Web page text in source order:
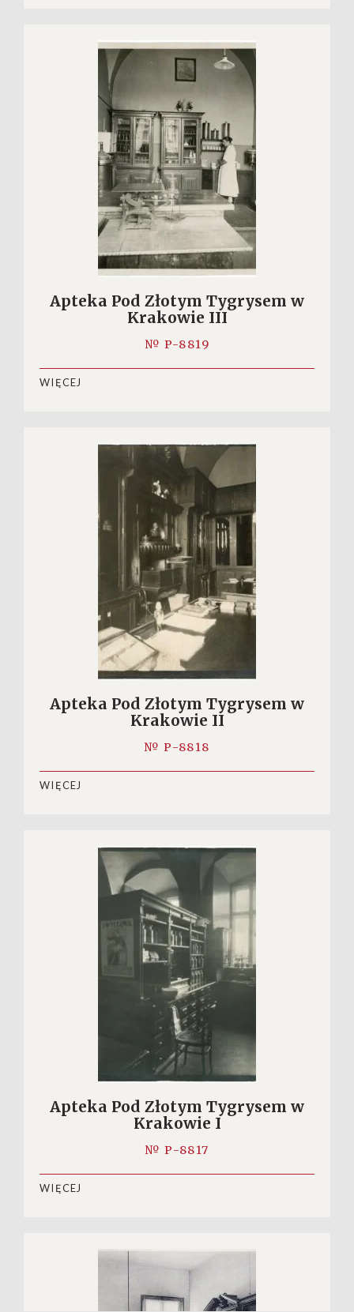
Apteka Pod Złotym Tygrysem w
Krakowie III
№ P-8819
WIĘCEJ
Apteka Pod Złotym Tygrysem w
Krakowie II
№ P-8818
WIĘCEJ
Apteka Pod Złotym Tygrysem w
Krakowie I
№ P-8817
WIĘCEJ